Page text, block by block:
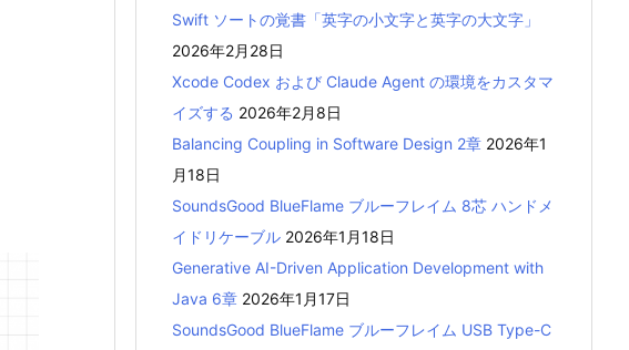
Swift ソートの覚書「英字の小文字と英字の大文字」
2026年2月28日
Xcode Codex および Claude Agent の環境をカスタマ
イズする 2026年2月8日
Balancing Coupling in Software Design 2章 2026年1
月18日
SoundsGood BlueFlame ブルーフレイム 8芯 ハンドメ
イドリケーブル 2026年1月18日
Generative AI-Driven Application Development with
Java 6章 2026年1月17日
SoundsGood BlueFlame ブルーフレイム USB Type-C